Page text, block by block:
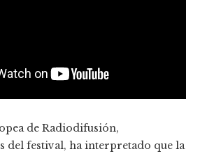
de Radiodifusión,
del festival, ha interpretado que la